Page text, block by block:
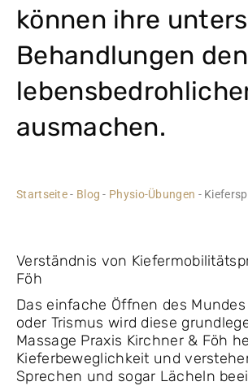
können ihre
Behandlungen
ausmachen.
Startseite- Blog - Physio-Übungen -
Verständnis von
Föh
Das einfache Öffnen des
oder Trismus wird diese
Massage Praxis Kirchner & Föh
Kieferbeweglichkeit und
Sprechen und sogar Lächeln